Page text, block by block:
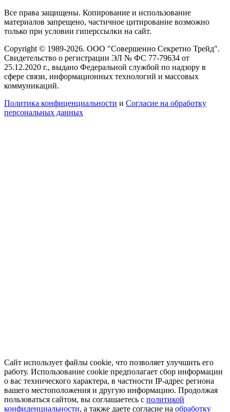
Все права защищены. Копирование и использование
материалов запрещено, частичное цитирование возможно
только при условии гиперссылки на сайт.
Copyright © 1989-2026. ООО "Совершенно Секретно Трейд".
Свидетельство о регистрации ЭЛ № ФС 77-79634 от
25.12.2020 г., выдано Федеральной службой по надзору в
сфере связи, информационных технологий и массовых
коммуникаций.
Политика конфиценциальности и Согласие на обработку
персональных данных
Сайт использует файлы cookie, что позволяет улучшить его
работу. Использование cookie предполагает сбор информации
о вас технического характера, в частности IP-адрес региона
вашего местоположения и другую информацию. Продолжая
пользоваться сайтом, вы соглашаетесь с политикой
конфиденциальности, а также даете согласие на обработку